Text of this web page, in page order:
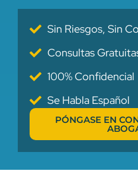
Sin Riesgos, Sin
Consultas
100% Confidencial
Se Habla Español
PÓNGASE EN